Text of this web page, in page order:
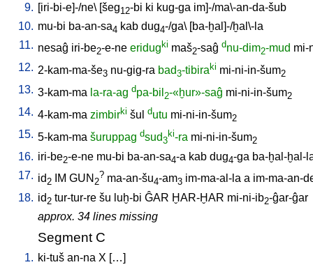
9. [iri-bi-e]-/ne\ [šeg12-bi ki kug-ga im]-/ma\-an-da-šub
10. mu-bi ba-an-sa4 kab dug4-/ga\ [ba-ḫal]-/ḫal\-la
11. nesaĝ iri-be2-e-ne eridugki maš2-saĝ dnu-dim2-mud mi-
12. 2-kam-ma-še3 nu-gig-ra bad3-tibiraki mi-ni-in-šum2
13. 3-kam-ma la-ra-ag dpa-bil 2-«ḫur»-saĝ mi-ni-in-šum2
14. 4-kam-ma zimbirki šul dutu mi-ni-in-šum2
15. 5-kam-ma šuruppag dsud3
ki-ra mi-ni-in-šum2
16. iri-be2-e-ne mu-bi ba-an-sa4-a kab dug4-ga ba-ḫal-ḫal-
17. id2 IM GUN 2
? ma-an-šu4-am3 im-ma-al-la a im-ma-an-
18. id 2 tur-tur-re šu luḫ-bi ĜAR ḪAR-ḪAR mi-ni-ib2-ĝar-ĝar
approx. 34 lines missing
Segment C
1. ki-tuš an-na X […]